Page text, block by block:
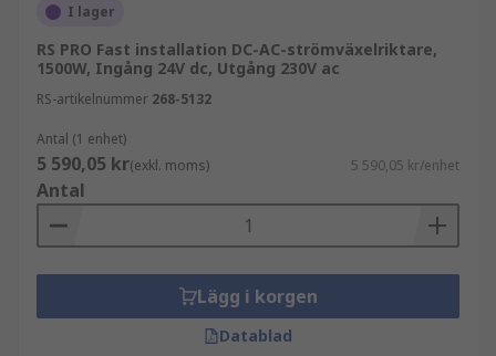
I lager
RS PRO Fast installation DC-AC-strömväxelriktare,
1500W, Ingång 24V dc, Utgång 230V ac
RS-artikelnummer 268-5132
Antal (1 enhet)
5 590,05 kr(exkl. moms) 5 590,05 kr/enhet
Antal
Lägg i korgen
Datablad